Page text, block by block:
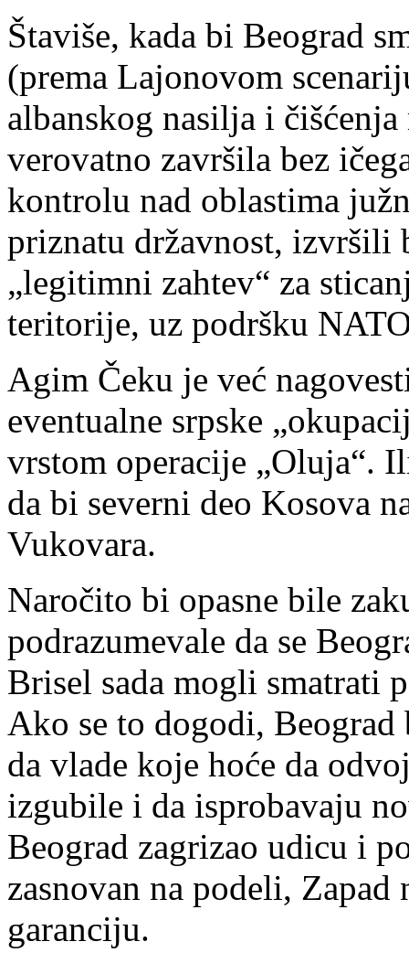
Štaviše, kada bi Beograd
(prema Lajonovom
albanskog nasilja i
verovatno završila bez
kontrolu nad oblastima
priznatu državnost, izvršili
„legitimni zahtev“ za
teritorije, uz podršku
Agim Čeku je već
eventualne srpske
vrstom operacije „Oluja“.
da bi severni deo Kosova
Vukovara.
Naročito bi opasne bile
podrazumevale da se
Brisel sada mogli smatrati
Ako se to dogodi,
da vlade koje hoće da
izgubile i da isprobavaju
Beograd zagrizao udicu i
zasnovan na podeli,
garanciju.